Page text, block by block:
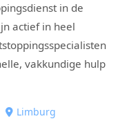
in de
actief in heel
vakkundige hulp
Limburg